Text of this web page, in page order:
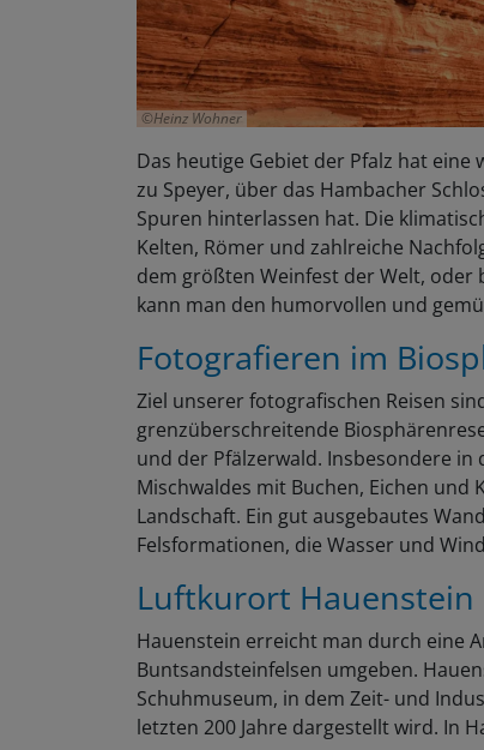
Heinz Wohner
Das heutige Gebiet der Pfalz hat
zu Speyer, über das Hambacher
Spuren hinterlassen hat. Die
Kelten, Römer und zahlreiche
dem größten Weinfest der Welt,
kann man den humorvollen und
Fotografieren im
Ziel unserer fotografischen Reisen
grenzüberschreitende
und der Pfälzerwald. Insbesondere
Mischwaldes mit Buchen, Eichen
Landschaft. Ein gut ausgebautes
Felsformationen, die Wasser und
Luftkurort Hauenstein
Hauenstein erreicht man durch eine
Buntsandsteinfelsen umgeben.
Schuhmuseum, in dem Zeit- und
letzten 200 Jahre dargestellt wird. In